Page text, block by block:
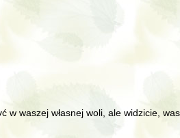
waszej własnej woli, ale widzicie,